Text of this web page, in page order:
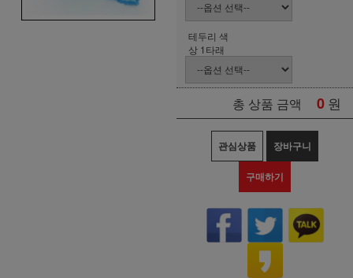
테두리 색
상 1타래
총 상품 금액 0 원
관심상품 장바구니
구매하기